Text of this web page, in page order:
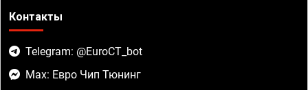
Контакты
Telegram: @EuroCT_bot
Max: Евро Чип Тюнинг